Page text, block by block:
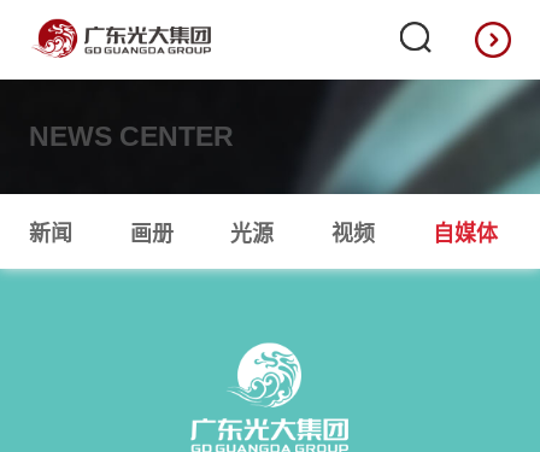
NEWS CENTER
新闻 画册 光源 视频 自媒体